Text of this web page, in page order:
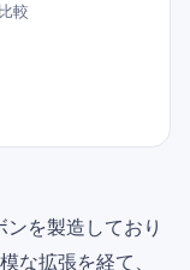
較
を製造しており
な拡張を経て、